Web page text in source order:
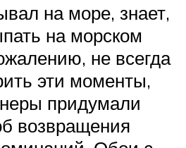
на море, знает,
на морском
не всегда
эти моменты,
придумали
возвращения